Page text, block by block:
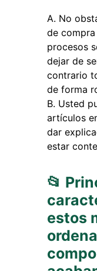
No
de
procesos
dejar de
contrario
de forma
Usted
artículos
dar
estar
📂
estos